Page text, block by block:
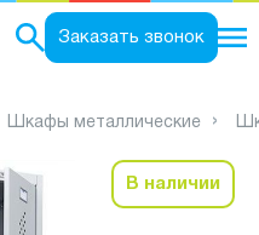
Заказать звонок
Шкафы металлические
В наличии